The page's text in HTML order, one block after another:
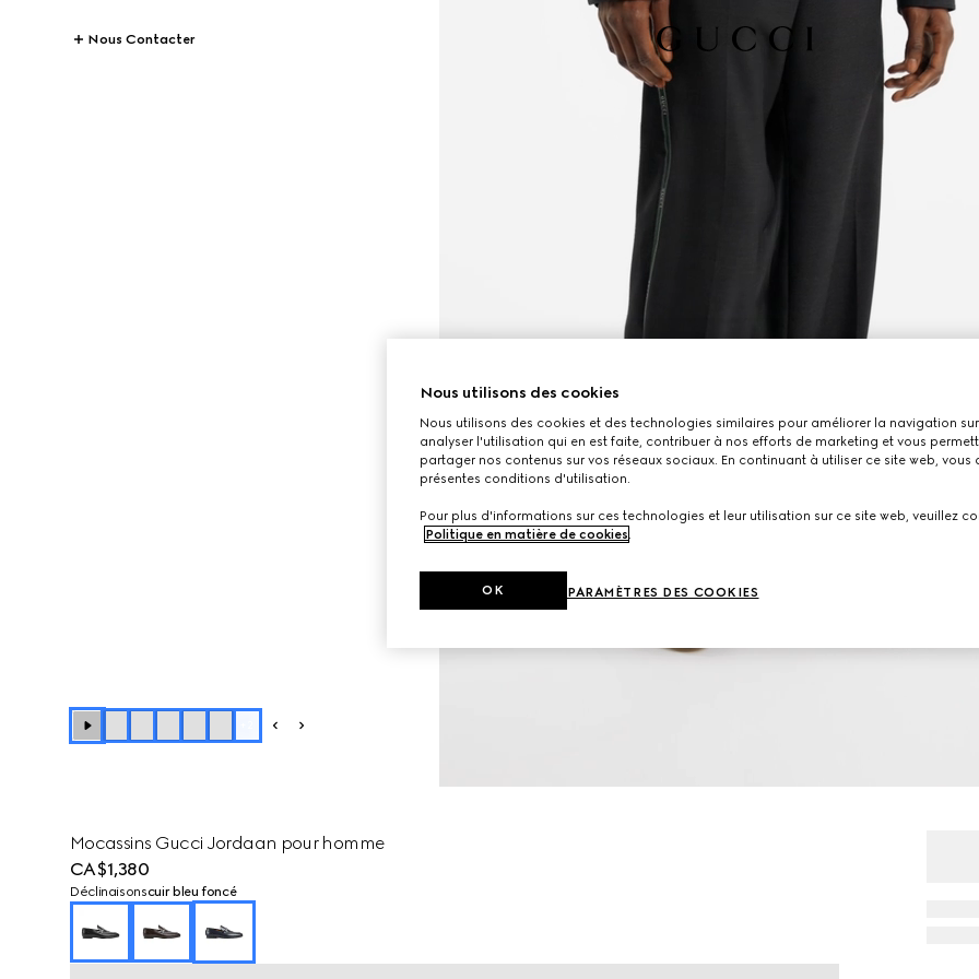
Nous Contacter
Mocassins Gucci Jordaan pour homme
CA$1,380
Déclinaisonscuir bleu foncé
Nous utilisons des cookies
Nous utilisons des cookies et des technologies similaires pour améliorer la navigation sur
analyser l'utilisation qui en est faite, contribuer à nos efforts de marketing et vous
partager nos contenus sur vos réseaux sociaux. En continuant à utiliser ce site web, vous
présentes conditions d'utilisation.
Pour plus d'informations sur ces technologies et leur utilisation sur ce site web, veuillez
Politique en matière de cookies.
PARAMÈTRES DES COOKIES
OK